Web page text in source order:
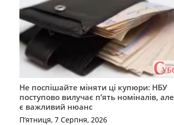
Не поспішайте міняти ці купюри: НБУ
поступово вилучає п’ять номіналів, але
є важливий нюанс
П’ятниця, 7 Серпня, 2026